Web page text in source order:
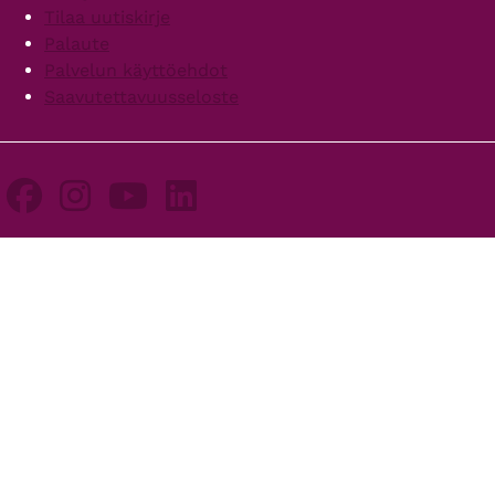
Tilaa uutiskirje
Palaute
Palvelun käyttöehdot
Saavutettavuusseloste